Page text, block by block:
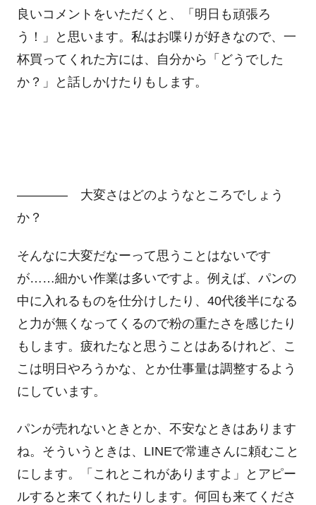
良いコメントをいただくと、「明日も頑張ろ
う！」と思います。私はお喋りが好きなので、一
杯買ってくれた方には、自分から「どうでした
か？」と話しかけたりもします。
―――― 大変さはどのようなところでしょう
か？
そんなに大変だなーって思うことはないです
が……細かい作業は多いですよ。例えば、パンの
中に入れるものを仕分けしたり、40代後半になる
と力が無くなってくるので粉の重たさを感じたり
もします。疲れたなと思うことはあるけれど、こ
こは明日やろうかな、とか仕事量は調整するよう
にしています。
パンが売れないときとか、不安なときはあります
ね。そういうときは、LINEで常連さんに頼むこと
にします。「これとこれがありますよ」とアピー
ルすると来てくれたりします。何回も来てくださ